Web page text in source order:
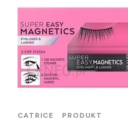
CATRICE PRODUKT